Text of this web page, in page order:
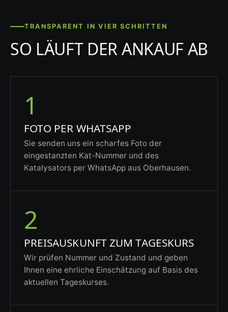
TRANSPARENT IN VIER SCHRITTEN
SO LÄUFT DER ANKAUF AB
1
FOTO PER WHATSAPP
Sie senden uns ein scharfes Foto der
eingestanzten Kat-Nummer und des
Katalysators per WhatsApp aus Oberhausen.
2
PREISAUSKUNFT ZUM TAGESKURS
Wir prüfen Nummer und Zustand und geben
Ihnen eine ehrliche Einschätzung auf Basis des
aktuellen Tageskurses.